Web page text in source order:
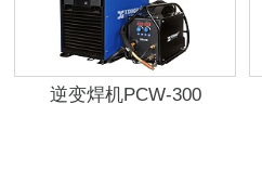
逆变焊机PCW-300